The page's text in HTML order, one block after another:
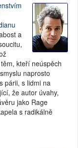
a
kteří neúspěch
naprosto
párii, s lidmi na
že autor úvahy,
jako Rage
s radikálně